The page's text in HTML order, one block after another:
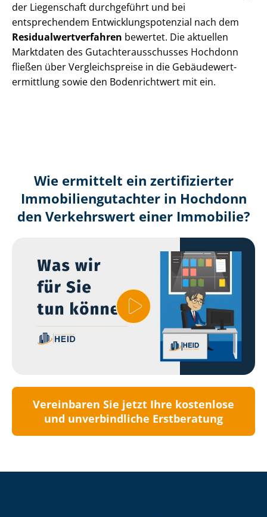
der Liegenschaft durchgeführt und bei
entsprechendem Ent­wick­lungs­po­ten­zi­al nach dem
Re­si­du­al­wert­ver­fah­ren bewertet. Die aktuellen
Marktdaten des Gut­ach­ter­aus­schus­ses Hochdonn
fließen über Ver­gleichs­prei­se in die Ge­bäu­de­wert­
ermitt­lung sowie den Bodenrichtwert mit ein.
Wie ermittelt ein zertifizierter
Immobilien­gutachter in Hochdonn
den Verkehrswert einer Immobilie?
Vereinbaren Sie jetzt Ihre kostenlose
und unverbindliche Erstberatung